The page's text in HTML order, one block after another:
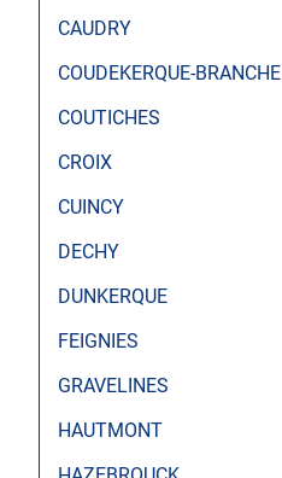
CAUDRY
COUDEKERQUE-BRANCHE
COUTICHES
CROIX
CUINCY
DECHY
DUNKERQUE
FEIGNIES
GRAVELINES
HAUTMONT